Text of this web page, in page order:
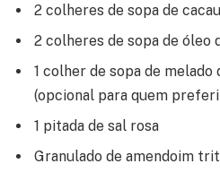
2 colheres de sopa de
2 colheres de sopa de óleo
1 colher de sopa de
(opcional para quem
1 pitada de sal rosa
Granulado de amendoim